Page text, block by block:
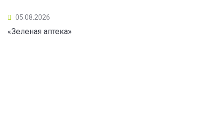
05.08.2026
«Зеленая аптека»